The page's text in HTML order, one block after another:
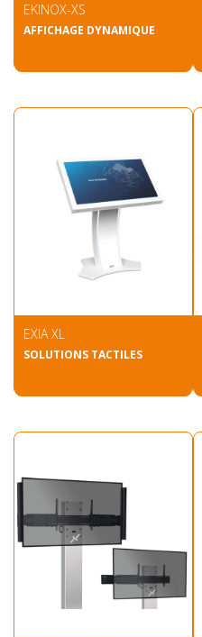
EKINOX-XS
AFFICHAGE DYNAMIQUE
EXIA XL
SOLUTIONS TACTILES